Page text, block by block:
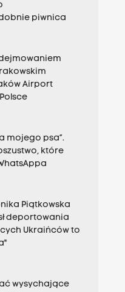
piwnica
Airport
mojego psa”.
które
Piątkowska
deportowania
Ukraińców to
wysychające